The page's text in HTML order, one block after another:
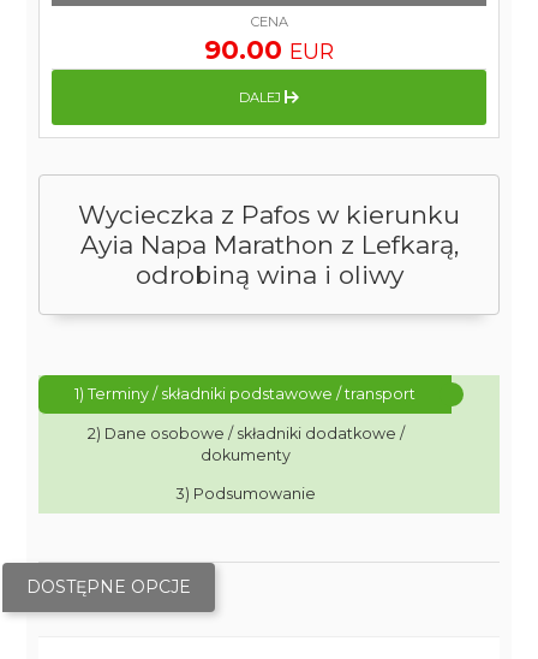
Wycieczka z Pafos w kierunku
Ayia Napa Marathon z Lefkarą,
odrobiną wina i oliwy
1) Terminy / składniki podstawowe / transport
2) Dane osobowe / składniki dodatkowe /
dokumenty
3) Podsumowanie
DOSTĘPNE OPCJE
CENA
90.00 EUR
DALEJ